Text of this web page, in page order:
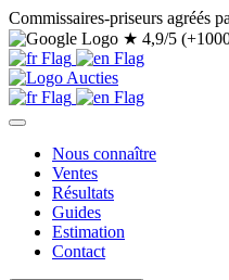
Commissaires-priseurs agréés
★ 4,9/5
Nous connaître
Ventes
Résultats
Guides
Estimation
Contact